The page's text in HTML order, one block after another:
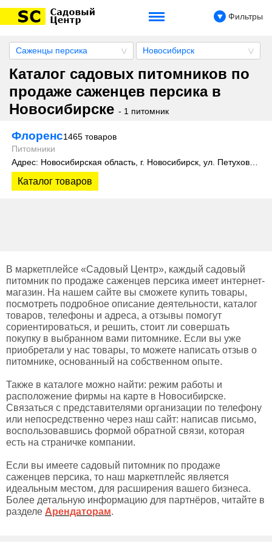
Фильтры
Саженцы персика Новосибирск
Каталог садовых питомников по
продаже саженцев персика в
Новосибирске - 1 питомник
Флоренс1465 товаров
Питомники
Каталог товаров
В маркетплейсе «Садовый Центр», каждый садовый
питомник по продаже саженцев персика имеет интернет-
магазин. На нашем сайте вы сможете купить товары,
посмотреть подробное описание деятельности, каталог
товаров, телефоны и адреса, а отзывы помогут
сориентироваться, и решить, стоит ли совершать
покупку в выбранном вами питомнике. Если вы уже
приобретали у нас товары, то можете написать отзыв о
питомнике, основанный на собственном опыте.
Также в каталоге можно найти: режим работы и
расположение фирмы на карте в Новосибирске.
Связаться с представителями организации по телефону
или непосредственно через наш сайт: написав письмо,
воспользовавшись формой обратной связи, которая
есть на страничке компании.
Если вы имеете садовый питомник по продаже
саженцев персика, то наш маркетплейс является
идеальным местом, для расширения вашего бизнеса.
Более детальную информацию для партнёров, читайте в
разделе Арендаторам.